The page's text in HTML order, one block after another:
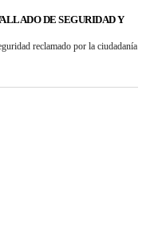
DE SEGURIDAD Y
reclamado por la ciudadanía